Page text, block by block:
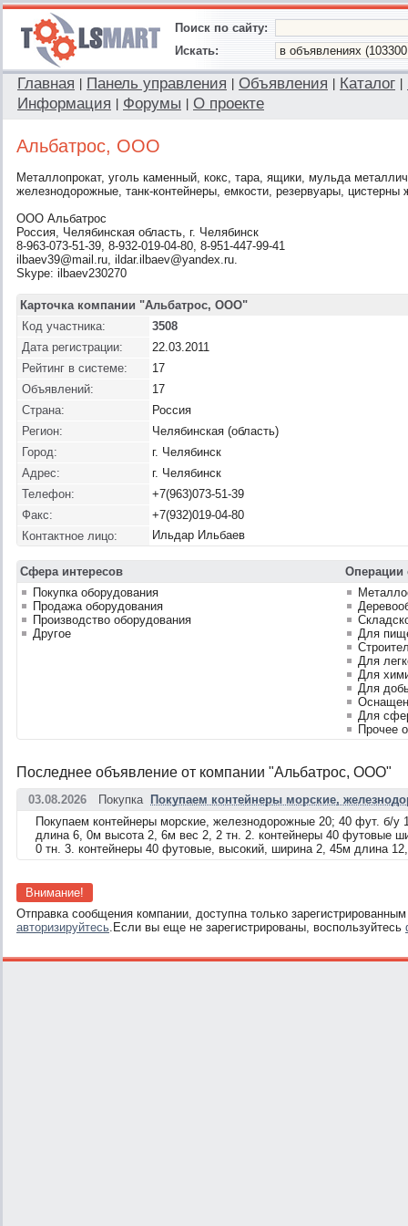
Поиск по сайту:
Искать:
Главная Панель управления Объявления Каталог
Информация
Форумы О проекте
Альбатрос, ООО
Металлопрокат, уголь каменный, кокс, тара, ящики, мульда
железнодорожные, танк-контейнеры, емкости, резервуары,
ООО Альбатрос
Россия, Челябинская область, г. Челябинск
8-963-073-51-39, 8-932-019-04-80, 8-951-447-99-41
ilbaev39@mail.ru, ildar.ilbaev@yandex.ru.
Skype: ilbaev230270
Карточка компании "Альбатрос, ООО"
Код участника:
3508
Дата регистрации:
22.03.2011
Рейтинг в системе:
17
Объявлений:
17
Страна:
Россия
Регион:
Челябинская (область)
Город:
г. Челябинск
Адрес:
г. Челябинск
Телефон:
+7(963)073-51-39
Факс:
+7(932)019-04-80
Контактное лицо:
Ильдар Ильбаев
Сфера интересов
Операции
Покупка оборудования
Продажа оборудования
Производство оборудования
Другое
Для
Для
Для
Для
Для
Прочее
Последнее объявление от компании "Альбатрос, ООО"
03.08.2026 Покупка
Покупаем контейнеры морские,
Покупаем контейнеры морские, железнодорожные 20; 40 фут. б/
длина 6, 0м высота 2, 6м вес 2, 2 тн. 2. контейнеры 40 футовые
0 тн. 3. контейнеры 40 футовые, высокий, ширина 2, 45м длина
Внимание!
Отправка сообщения компании, доступна только
авторизируйтесь.Если вы еще не зарегистрированы, воспользуйтесь